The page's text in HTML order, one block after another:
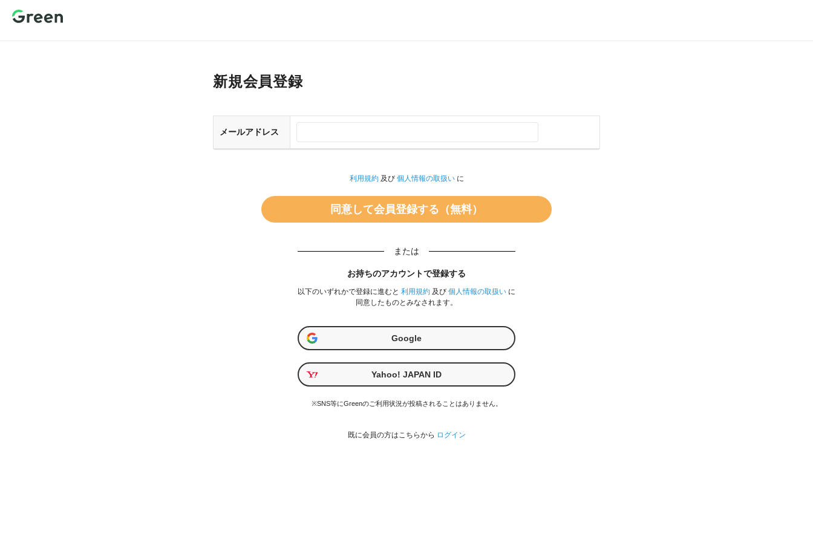
新規会員登録
メールアドレス
利用規約及び 個人情報の取扱いに
または
お持ちのアカウントで登録する
以下のいずれかで登録に進むと 利用規約 及び 個人情報の取扱い に
同意したものとみなされます。
Google
Yahoo! JAPAN ID
※SNS等にGreenのご利用状況が投稿されることはありません。
既に会員の方はこちらから ログイン